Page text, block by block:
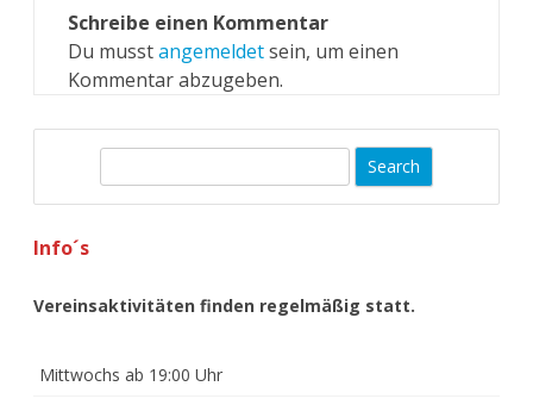
Schreibe einen Kommentar
Du musstangemeldetsein, um einen
Kommentar abzugeben.
r
h
Info´s
Vereinsaktivitäten finden regelmäßig statt.
Mittwochs ab 19:00 Uhr